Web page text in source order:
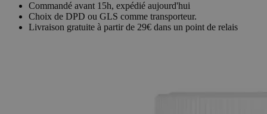
Commandé avant 15h, expédié aujourd'hui
Choix de DPD ou GLS comme transporteur.
Livraison gratuite à partir de 29€ dans un point de relais